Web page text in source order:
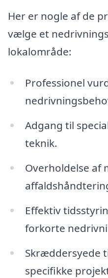
Her er nogle af de
vælge et
lokalområde:
Professionel
Adgang til
teknik.
Overholdelse af
Effektiv
forkorte
Skræddersyede
specifikke